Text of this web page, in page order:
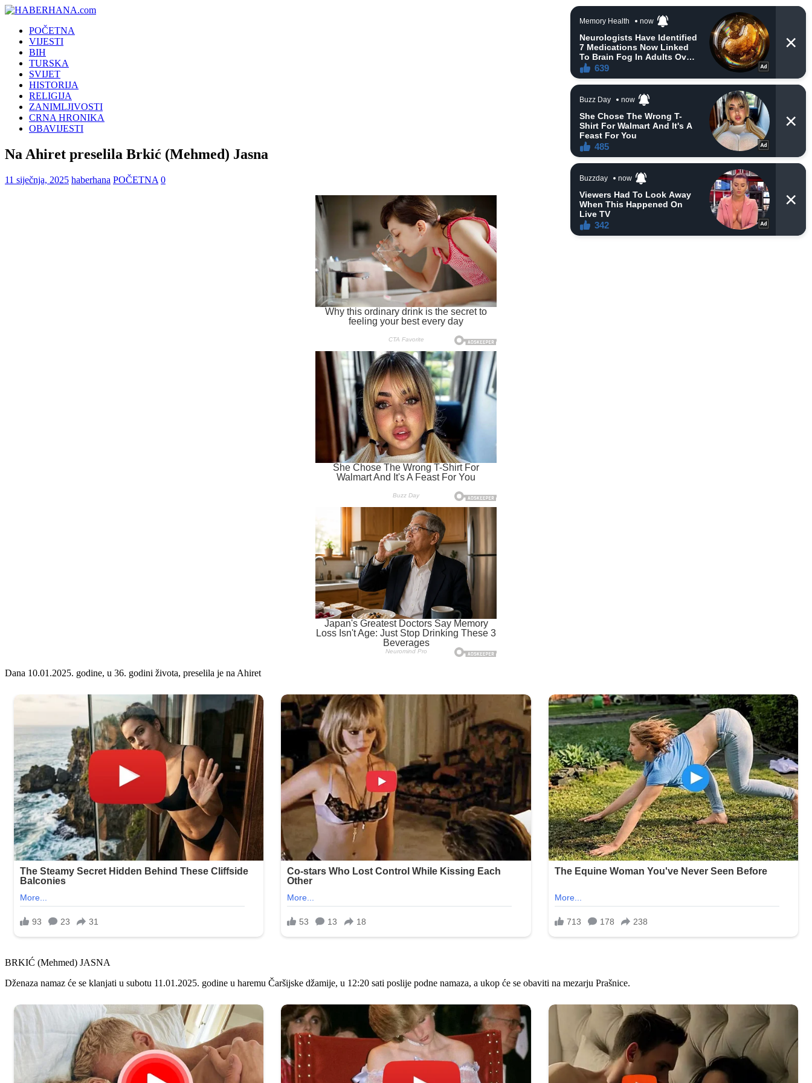
POČETNA
VIJESTI
BIH
TURSKA
SVIJET
HISTORIJA
RELIGIJA
ZANIMLJIVOSTI
CRNA HRONIKA
OBAVIJESTI
Na Ahiret preselila Brkić (Mehmed) Jasna
11 siječnja, 2025 haberhana POČETNA 0
Dana 10.01.2025. godine, u 36. godini života, preselila je na Ahiret
BRKIĆ (Mehmed) JASNA
Dženaza namaz će se klanjati u subotu 11.01.2025. godine u haremu Čaršijske džamije, u 12:20 sati poslije podne namaza, a ukop će se obaviti na mezarju Prašnice.